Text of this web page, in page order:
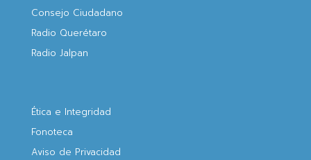
Consejo Ciudadano
Radio Querétaro
Radio Jalpan
Ética e Integridad
Fonoteca
Aviso de Privacidad